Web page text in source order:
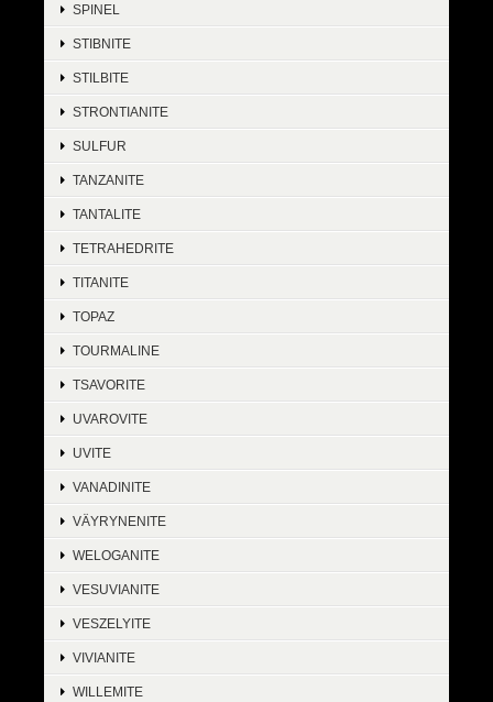
SPINEL
STIBNITE
STILBITE
STRONTIANITE
SULFUR
TANZANITE
TANTALITE
TETRAHEDRITE
TITANITE
TOPAZ
TOURMALINE
TSAVORITE
UVAROVITE
UVITE
VANADINITE
VÄYRYNENITE
WELOGANITE
VESUVIANITE
VESZELYITE
VIVIANITE
WILLEMITE